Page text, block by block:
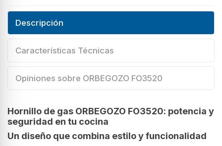
Descripción
Características Técnicas
Opiniones sobre ORBEGOZO FO3520
Hornillo de gas ORBEGOZO FO3520: potencia y
seguridad en tu cocina
Un diseño que combina estilo y funcionalidad